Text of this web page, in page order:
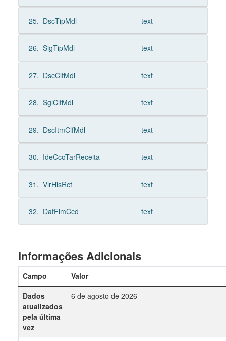
25. DscTipMdl text
26. SigTipMdl text
27. DscClfMdl text
28. SglClfMdl text
29. DscItmClfMdl text
30. IdeCcoTarReceita text
31. VlrHisRct text
32. DatFimCcd text
Informações Adicionais
Campo
Valor
Dados
atualizados
pela última
vez
6 de agosto de 2026